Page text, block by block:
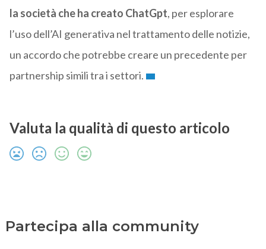
la società che ha creato ChatGpt, per esplorare
l’uso dell’AI generativa nel trattamento delle notizie,
un accordo che potrebbe creare un precedente per
partnership simili tra i settori.
Valuta la qualità di questo articolo
Partecipa alla community